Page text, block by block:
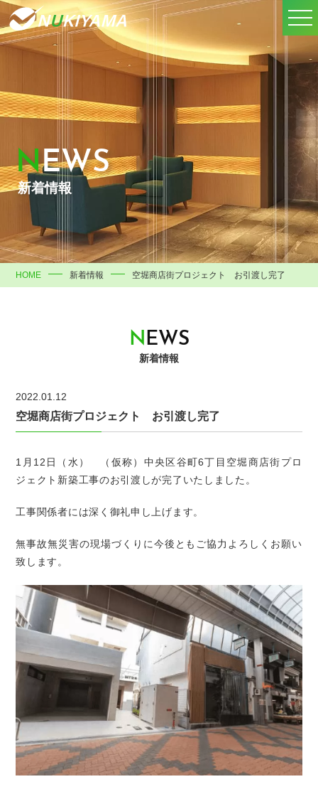
NEWS
新着情報
HOME 新着情報 空堀商店街プロジェクト お引渡し完了
NEWS
新着情報
2022.01.12
空堀商店街プロジェクト お引渡し完了
1月12日（水） （仮称）中央区谷町6丁目空堀商店街プロ
ジェクト新築工事のお引渡しが完了いたしました。
工事関係者には深く御礼申し上げます。
無事故無災害の現場づくりに今後ともご協力よろしくお願い
致します。